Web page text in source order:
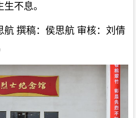
不息。
航 撰稿：侯思航 审核：刘倩